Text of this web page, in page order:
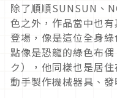
除了順順SUNSUN、
色之外，作品當中也
登場，像是這位全身
點像是恐龍的綠色布
ク），他同樣也是居
動手製作機械器具、發